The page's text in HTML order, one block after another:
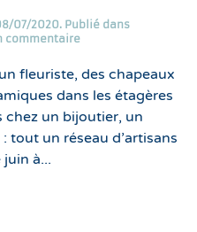
07/2020. Publié dans
commentaire
fleuriste, des chapeaux
dans les étagères
chez un bijoutier, un
tout un réseau d’artisans
à...